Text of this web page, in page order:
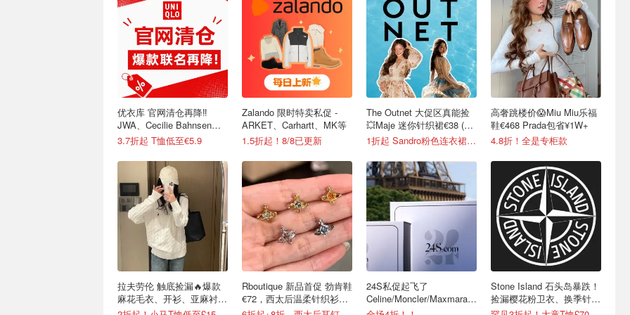
优衣库 官网清仓再降‼️
JWA、Cecilie Bahnsen、
米菲兔等联名
3.7折起 T恤低至€5.9
拉夫劳伦 触底捡漏🔥爆款
麻花毛衣、开衫、亚麻衬衫
等有！
Zalando 限时特卖私促 -
ARKET、Carhartt、MK等
1.5折起！8/8已更新
Rboutique 新品首促 勃肯鞋
€72，西太后温柔针织衫
€158
The Outnet 大促区真能捡
💥Maje 迷你针织裙€38 (原
€175）
1折起 Sandro粉色连衣裙€79
24S私促起飞了
Celine/Moncler/Maxmara都
在
高奢跳楼价😱Miu Miu乐福
鞋€468 Prada包省¥1W+
4.8折！全是专柜款
Stone Island 石头岛暴跌！
捡漏樱花粉卫衣、换季针织
衫等